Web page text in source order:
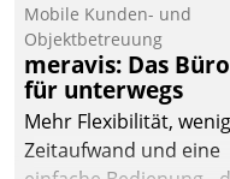
Mobile Kunden- und
Objektbetreuung
meravis: Das Büro
für unterwegs
Mehr Flexibilität,
Zeitaufwand und eine